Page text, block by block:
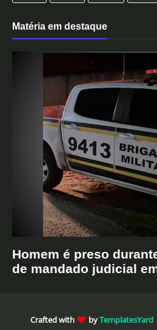
Matéria em destaque
Homem é preso
de mandado judicial
Crafted with byTemplatesYard